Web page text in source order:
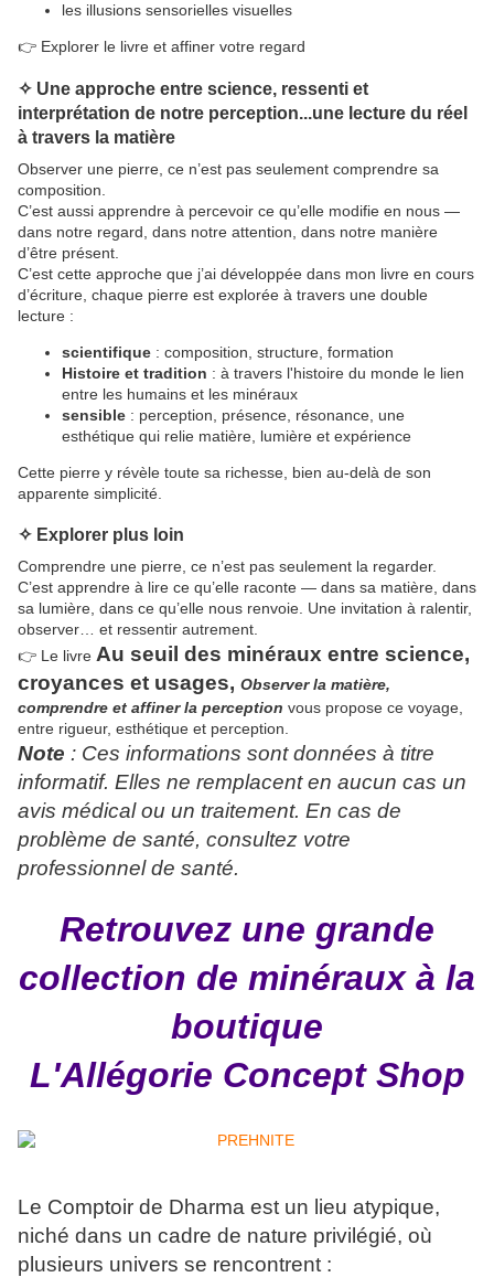
les illusions sensorielles visuelles
👉 Explorer le livre et affiner votre regard
✧ Une approche entre science, ressenti et
interprétation de notre perception...une lecture du réel
à travers la matière
Observer une pierre, ce n’est pas seulement comprendre sa
composition.
C’est aussi apprendre à percevoir ce qu’elle modifie en nous —
dans notre regard, dans notre attention, dans notre manière
d’être présent.
C’est cette approche que j’ai développée dans mon livre en cours
d’écriture , chaque pierre est explorée à travers une double
lecture :
scientifique : composition, structure, formation
Histoire et tradition : à travers l'histoire du monde le lien
entre les humains et les minéraux
sensible : perception, présence, résonance, une
esthétique qui relie matière, lumière et expérience
Cette pierre y révèle toute sa richesse, bien au-delà de son
apparente simplicité.
✧ Explorer plus loin
Comprendre une pierre, ce n’est pas seulement la regarder.
C’est apprendre à lire ce qu’elle raconte — dans sa matière, dans
sa lumière, dans ce qu’elle nous renvoie. Une invitation à ralentir,
observer… et ressentir autrement.
👉 Le livre Au seuil des minéraux entre science,
croyances et usages, Observer la matière,
comprendre et affiner la perception vous propose ce voyage,
entre rigueur, esthétique et perception.
Note : Ces informations sont données à titre
informatif. Elles ne remplacent en aucun cas un
avis médical ou un traitement. En cas de
problème de santé, consultez votre
professionnel de santé.
Retrouvez une grande
collection de minéraux à la
boutique
L'Allégorie Concept Shop
Le Comptoir de Dharma est un lieu atypique,
niché dans un cadre de nature privilégié, où
plusieurs univers se rencontrent :